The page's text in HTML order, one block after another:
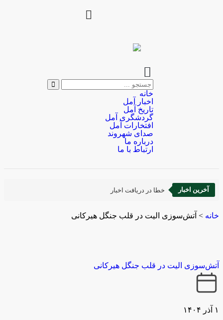
خانه
اخبار آمل
تاریخ آمل
گردشگری آمل
افتخارات آمل
صدای شهروند
درباره ما
ارتباط با ما
آخرین اخبار خطا در دریافت اخبار
خانه > آتش‌سوزی الیت در قلب جنگل هیرکانی
آتش‌سوزی الیت در قلب جنگل هیرکانی
۱ آذر ۱۴۰۴